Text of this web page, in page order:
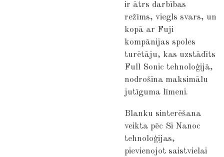
ir ātrs darbības
režīms, viegls svars, un
kopā ar Fuji
kompānijas spoles
turētāju, kas uzstādīts
Full Sonic tehnoloģijā,
nodrošina maksimālu
jutīguma līmeni.
Blanku sinterēšana
veikta pēc Si Nanoc
tehnoloģijas,
pievienojot saistvielai